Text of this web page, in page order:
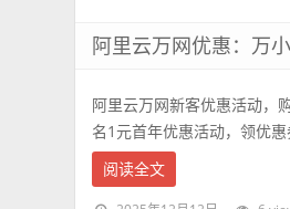
阿里云万网优惠：万
阿里云万网新客优惠活动，
名1元首年优惠活动，领优
阅读全文